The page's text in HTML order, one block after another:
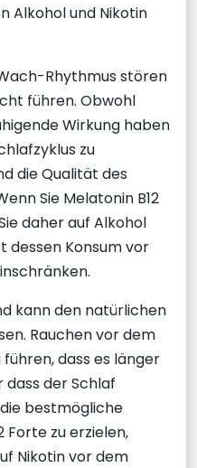
Alkohol und Nikotin
Rhythmus stören
führen. Obwohl
Wirkung haben
zu
die Qualität des
Sie Melatonin B12
daher auf Alkohol
dessen Konsum vor
kann den natürlichen
Rauchen vor dem
dass es länger
der Schlaf
bestmögliche
Forte zu erzielen,
Nikotin vor dem